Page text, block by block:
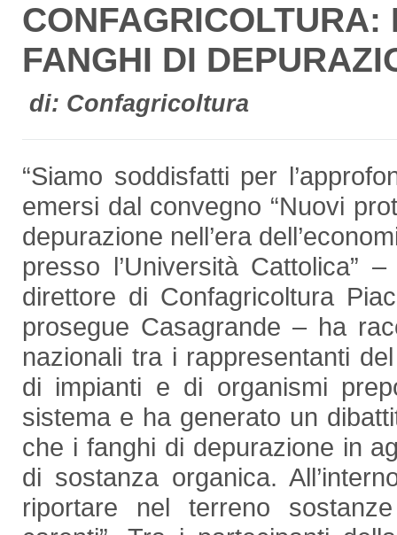
FANGHI DI
di: Confagricoltura
“Siamo soddisfatti per
emersi dal convegno “Nuovi
depurazione nell’era
presso l’Università Cattolica”
direttore di Confagricoltura
prosegue Casagrande – ha
nazionali tra i rappresentanti
di impianti e di organismi
sistema e ha generato un
che i fanghi di depurazione in
di sostanza organica.
riportare nel terreno